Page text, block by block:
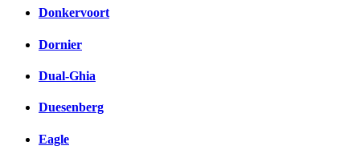
Donkervoort
Dornier
Dual-Ghia
Duesenberg
Eagle